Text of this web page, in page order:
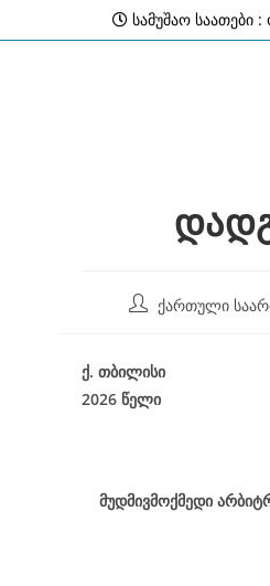
სამუშაო საათები :
Post ქართული
ქ. თბილისი
2026 წელი
მუდმივმოქმედი